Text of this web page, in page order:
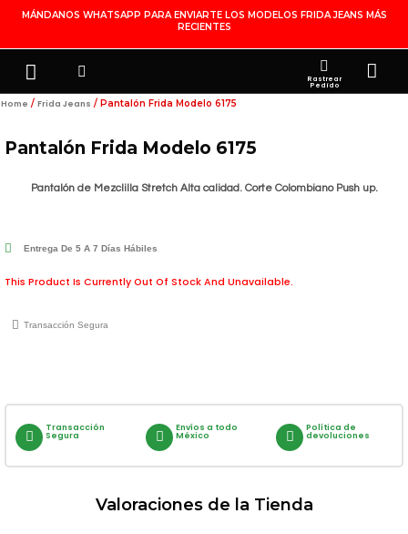
Contenido
MÁNDANOS WHATSAPP PARA ENVIARTE LOS MODELOS FRIDA JEANS MÁS
RECIENTES
MenuSearch Rastrear
Pedido
Home / Frida Jeans / Pantalón Frida Modelo 6175
Pantalón Frida Modelo 6175
Pantalón de Mezclilla Stretch Alta calidad. Corte Colombiano Push up.
Entrega De 5 A 7 Días Hábiles
This Product Is Currently Out Of Stock And Unavailable.
Transacción Segura
Transacción
Segura
Envíos a todo
México
Política de
devoluciones
Valoraciones de la Tienda